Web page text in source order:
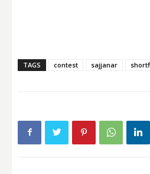
TAGS contest sajjanar